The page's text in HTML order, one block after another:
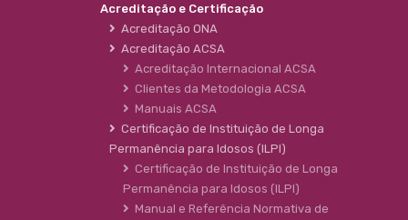
Acreditação e Certificação
Acreditação ONA
Acreditação ACSA
Acreditação Internacional ACSA
Clientes da Metodologia ACSA
Manuais ACSA
Certificação de Instituição de Longa
Permanência para Idosos (ILPI)
Certificação de Instituição de Longa
Permanência para Idosos (ILPI)
Manual e Referência Normativa de